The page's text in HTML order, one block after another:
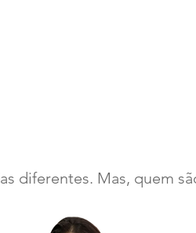
diferentes. Mas, quem